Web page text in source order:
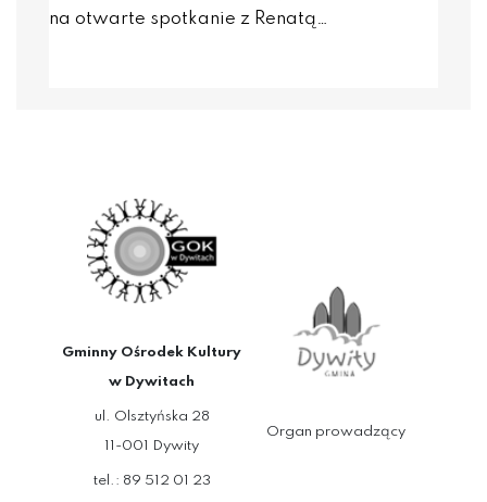
na otwarte spotkanie z Renatą…
Gminny Ośrodek Kultury
w Dywitach
ul. Olsztyńska 28
11-001 Dywity
tel.: 89 512 01 23
Organ prowadzący